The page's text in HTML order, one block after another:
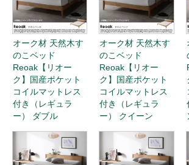
天然木すのこベッド Reoak【リオーク】
HISTORY
最近チェックした商品